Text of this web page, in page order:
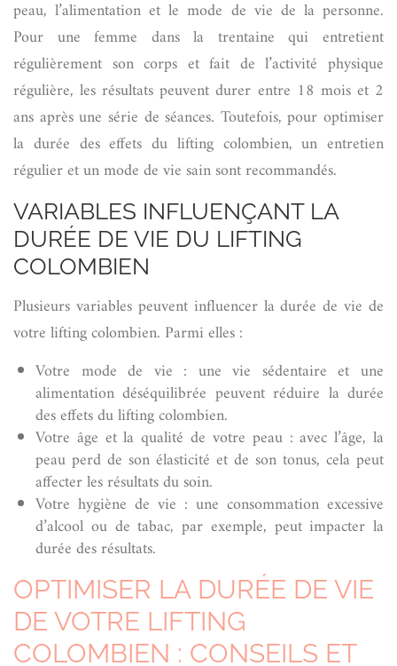
peau, l’alimentation et le mode de vie de la personne.
Pour une femme dans la trentaine qui entretient
régulièrement son corps et fait de l’activité physique
régulière, les résultats peuvent durer entre 18 mois et 2
ans après une série de séances. Toutefois, pour optimiser
la durée des effets du lifting colombien, un entretien
régulier et un mode de vie sain sont recommandés.
VARIABLES INFLUENÇANT LA
DURÉE DE VIE DU LIFTING
COLOMBIEN
Plusieurs variables peuvent influencer la durée de vie de
votre lifting colombien. Parmi elles :
Votre mode de vie : une vie sédentaire et une
alimentation déséquilibrée peuvent réduire la durée
des effets du lifting colombien.
Votre âge et la qualité de votre peau : avec l’âge, la
peau perd de son élasticité et de son tonus, cela peut
affecter les résultats du soin.
Votre hygiène de vie : une consommation excessive
d’alcool ou de tabac, par exemple, peut impacter la
durée des résultats.
OPTIMISER LA DURÉE DE VIE
DE VOTRE LIFTING
COLOMBIEN : CONSEILS ET